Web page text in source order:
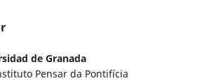
de Granada
Pensar da Pontifícia